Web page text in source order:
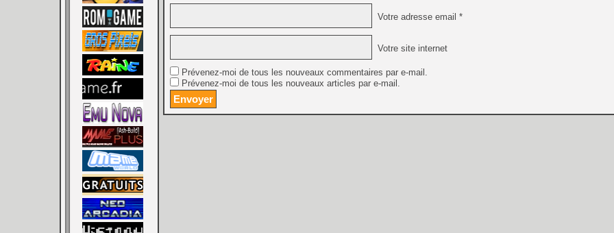
[GK] Mémoire cash -
[GK] Nvidia : le prix des
[GK] Suikoden Star Leap
[Mo5] La mini borne
[GK] Pourquoi Marvel
Votre adresse email *
Votre site internet
Prévenez-moi de tous les nouveaux commentaires par e-mail.
Prévenez-moi de tous les nouveaux articles par e-mail.